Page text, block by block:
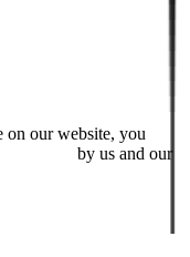
on our website, you
by us and our